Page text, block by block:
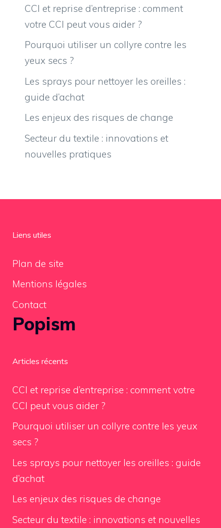
CCI et reprise d’entreprise : comment
votre CCI peut vous aider ?
Pourquoi utiliser un collyre contre les
yeux secs ?
Les sprays pour nettoyer les oreilles :
guide d’achat
Les enjeux des risques de change
Secteur du textile : innovations et
nouvelles pratiques
Liens utiles
Plan de site
Mentions légales
Contact
Popism
Articles récents
CCI et reprise d’entreprise : comment votre
CCI peut vous aider ?
Pourquoi utiliser un collyre contre les yeux
secs ?
Les sprays pour nettoyer les oreilles : guide
d’achat
Les enjeux des risques de change
Secteur du textile : innovations et nouvelles